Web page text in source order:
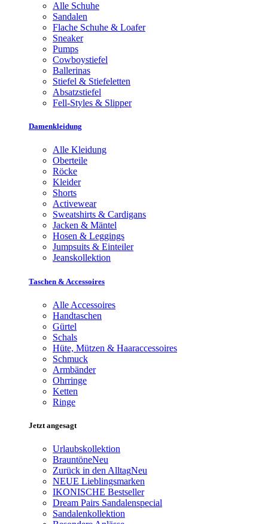
Alle Schuhe
Sandalen
Flache Schuhe & Loafer
Sneaker
Pumps
Cowboystiefel
Ballerinas
Stiefel & Stiefeletten
Absatzstiefel
Fell-Styles & Slipper
Damenkleidung
Alle Kleidung
Oberteile
Röcke
Kleider
Shorts
Activewear
Sweatshirts & Cardigans
Jacken & Mäntel
Hosen & Leggings
Jumpsuits & Einteiler
Jeanskollektion
Taschen & Accessoires
Alle Accessoires
Handtaschen
Gürtel
Schals
Hüte, Mützen & Haaraccessoires
Schmuck
Armbänder
Ohrringe
Ketten
Ringe
Jetzt angesagt
Urlaubskollektion
BrauntöneNeu
Zurück in den AlltagNeu
NEUE Lieblingsmarken
IKONISCHE Bestseller
Dream Pairs Sandalenspecial
Sandalenkollektion